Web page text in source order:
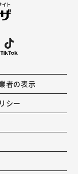
者の表示
シー